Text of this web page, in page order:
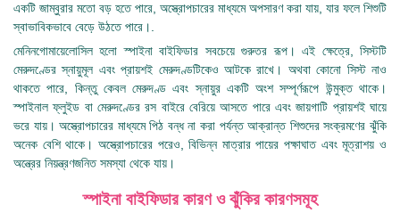
একটি জাম্বুরার মতো বড় হতে পারে, অস্ত্রোপচারের মাধ্যমে অপসারণ করা যায়, যার ফলে শিশুটি
স্বাভাবিকভাবে বেড়ে উঠতে পারে।.
মেনিনগোমায়েলোসিল হলো স্পাইনা বাইফিডার সবচেয়ে গুরুতর রূপ। এই ক্ষেত্রে, সিস্টটি
মেরুদণ্ডের স্নায়ুমূল এবং প্রায়শই মেরুদণ্ডটিকেও আটকে রাখে। অথবা কোনো সিস্ট নাও
থাকতে পারে, কিন্তু কেবল মেরুদণ্ড এবং স্নায়ুর একটি অংশ সম্পূর্ণরূপে উন্মুক্ত থাকে।
স্পাইনাল ফ্লুইড বা মেরুদণ্ডের রস বাইরে বেরিয়ে আসতে পারে এবং জায়গাটি প্রায়শই ঘায়ে
ভরে যায়। অস্ত্রোপচারের মাধ্যমে পিঠ বন্ধ না করা পর্যন্ত আক্রান্ত শিশুদের সংক্রমণের ঝুঁকি
অনেক বেশি থাকে। অস্ত্রোপচারের পরেও, বিভিন্ন মাত্রার পায়ের পক্ষাঘাত এবং মূত্রাশয় ও
অন্ত্রের নিয়ন্ত্রণজনিত সমস্যা থেকে যায়।
স্পাইনা বাইফিডার কারণ ও ঝুঁকির কারণসমূহ